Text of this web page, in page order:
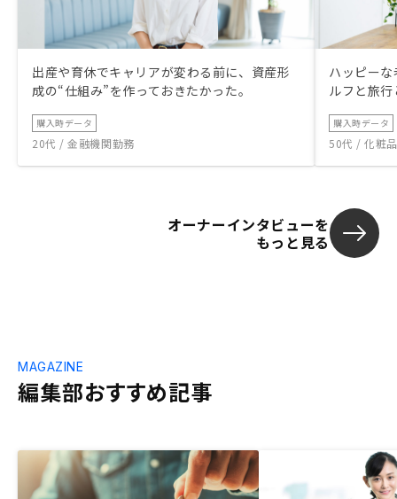
出産や育休でキャリアが変わる前に、資産形
成の“仕組み”を作っておきたかった。
購入時データ
20代 / 金融機関勤務
ハッピー
ルフと旅
購入時データ
50代 / 化粧
オーナーインタビューを
もっと見る
編集部おすすめ記事
MAGAZINE